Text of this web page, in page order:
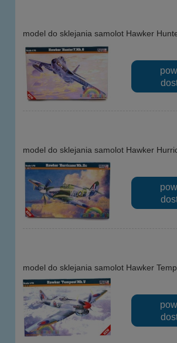
model do sklejania samolot Hawker
model do sklejania samolot Hawker
model do sklejania samolot Hawker